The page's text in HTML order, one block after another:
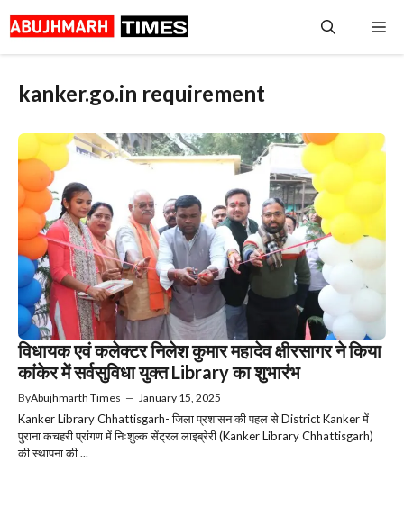
to
kanker.go.in requirement
विधायक एवं कलेक्टर निलेश कुमार महादेव क्षीरसागर ने किया
कांकेर में सर्वसुविधा युक्त Library का शुभारंभ
ByAbujhmarth Times — January 15, 2025
Kanker Library Chhattisgarh- जिला प्रशासन की पहल से District Kanker में
पुराना कचहरी प्रांगण में निःशुल्क सेंट्रल लाइब्रेरी (Kanker Library Chhattisgarh)
की स्थापना की ...